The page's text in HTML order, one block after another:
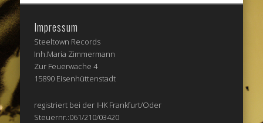
Impressum
Steeltown Records
Inh.Maria Zimmermann
Zur Feuerwache 4
15890 Eisenhüttenstadt
registriert bei der IHK Frankfurt/Oder
Steuernr.:061/210/03420